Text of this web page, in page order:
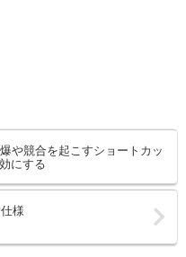
や競合を起こすショートカッ
にする
様